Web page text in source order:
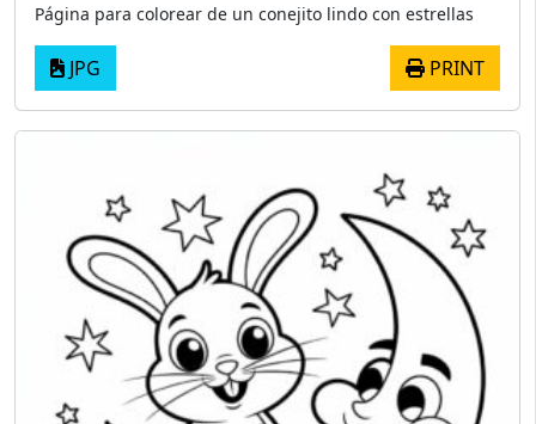
Página para colorear de un conejito lindo con estrellas
JPG PRINT